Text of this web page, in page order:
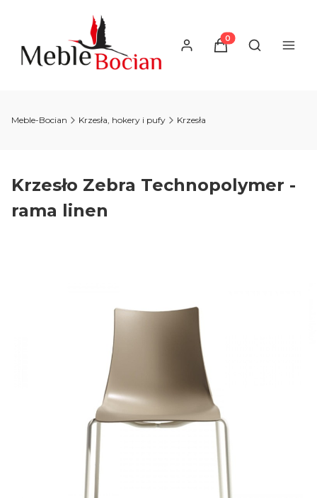
Produkty w
Otwórz
Meble-Bocian Krzesła, hokery i pufy Krzesła
Krzesło Zebra Technopolymer -
rama linen